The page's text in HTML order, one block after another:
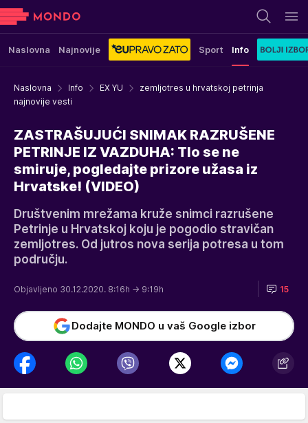
Naslovna Najnovije Sport Info
Naslovna Info EX YU
zemljotres u hrvatskoj petrinja
najnovije vesti
ZASTRAŠUJUĆI SNIMAK RAZRUŠENE
PETRINJE IZ VAZDUHA: Tlo se ne
smiruje, pogledajte prizore užasa iz
Hrvatske! (VIDEO)
Društvenim mrežama kruže snimci razrušene
Petrinje u Hrvatskoj koju je pogodio stravičan
zemljotres. Od jutros nova serija potresa u tom
području.
Objavljeno 30.12.2020. 8:16h → 9:19h 15
Dodajte MONDO u vaš Google izbor